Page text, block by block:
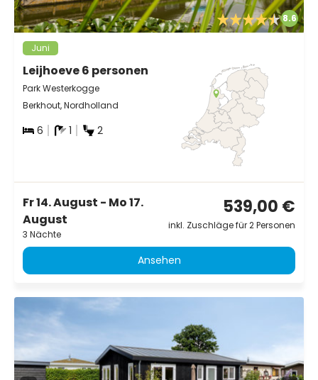
8.6
Juni
Leijhoeve 6 personen
Park Westerkogge
Berkhout, Nordholland
6 1 2
Fr 14. August - Mo 17.
August
3 Nächte
539,00 €
inkl. Zuschläge für 2 Personen
Ansehen